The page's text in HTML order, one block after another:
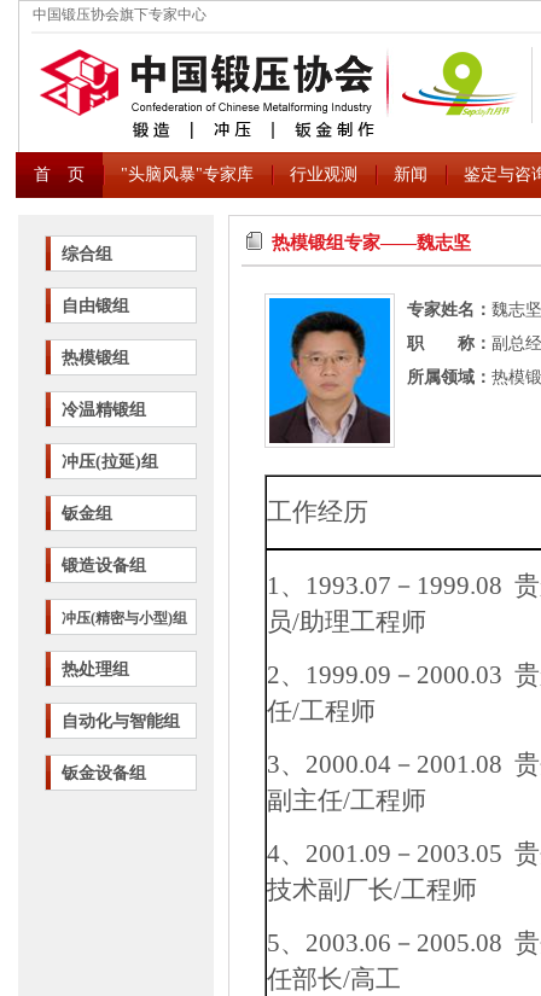
中国锻压协会旗下专家中心
首 页 "头脑风暴"专家库 行业观测 新闻 鉴定与咨
综合组
自由锻组
热模锻组
冷温精锻组
冲压(拉延)组
钣金组
锻造设备组
冲压(精密与小型)组
热处理组
自动化与智能组
钣金设备组
热模锻组专家――魏志坚
专家姓名： 魏志坚
职 称： 副总
所属领域： 热模
工作经历
1、 1993.07 － 1999.08
员/助理工程师
2、 1999.09 － 2000.03
任/工程师
3、 2000.04 － 2001.08
副主任/工程师
4、 2001.09 － 2003.05
技术副厂长/工程师
5、 2003.06 － 2005.08
任部长/高工